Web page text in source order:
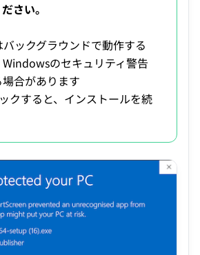
さい。
ックグラウンドで動作する
のセキュリティ警告
合があります
クすると、インストールを続